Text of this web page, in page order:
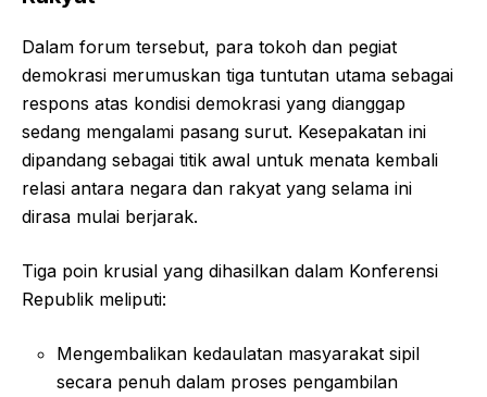
Dalam forum tersebut, para tokoh dan pegiat
demokrasi merumuskan tiga tuntutan utama sebagai
respons atas kondisi demokrasi yang dianggap
sedang mengalami pasang surut. Kesepakatan ini
dipandang sebagai titik awal untuk menata kembali
relasi antara negara dan rakyat yang selama ini
dirasa mulai berjarak.
Tiga poin krusial yang dihasilkan dalam Konferensi
Republik meliputi:
Mengembalikan kedaulatan masyarakat sipil
secara penuh dalam proses pengambilan